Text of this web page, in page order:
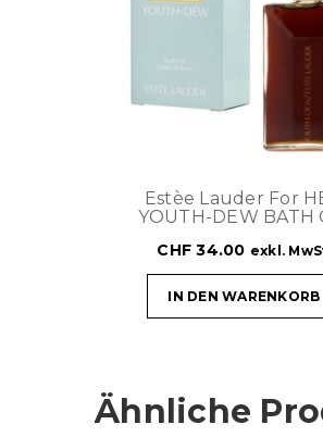
Estèe Lauder For
YOUTH-DEW BATH
CHF 34.00 exkl.
IN DEN WARENKORB
Ähnliche